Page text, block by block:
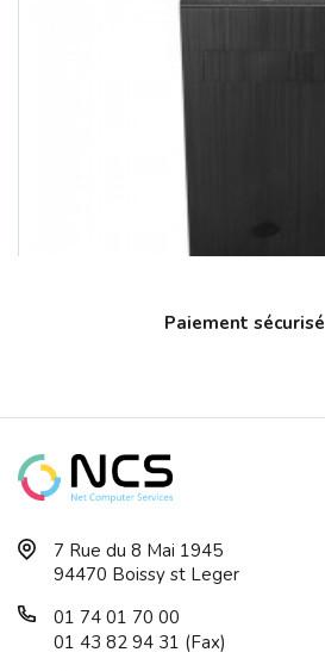
Paiement sécurisé
7 Rue du 8 Mai 1945
94470 Boissy st Leger
01 74 01 70 00
01 43 82 94 31 (Fax)